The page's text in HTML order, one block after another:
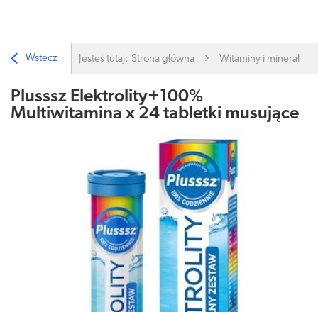
Wstecz Jesteś tutaj: Strona główna Witaminy i minerały
Plusssz Elektrolity+100%
Multiwitamina x 24 tabletki musujące